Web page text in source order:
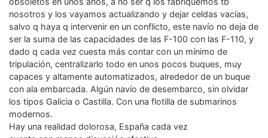
nosotros y los vayamos actualizando y dejar celdas vacías,
salvo q haya q intervenir en un conflicto, este navío no deja de
ser la suma de las capacidades de las F-100 con las F-110, y
dado q cada vez cuesta más contar con un mínimo de
tripulación, centralizarlo todo en unos pocos buques, muy
capaces y altamente automatizados, alrededor de un buque
con ala embarcada. Algún navío de desembarco, sin olvidar
los tipos Galicia o Castilla. Con una flotilla de submarinos
modernos.
Hay una realidad dolorosa, España cada vez